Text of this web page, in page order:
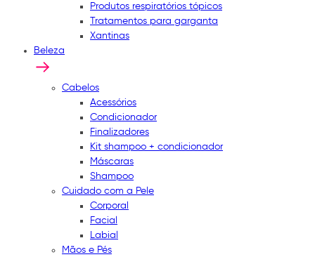
Produtos respiratórios tópicos
Tratamentos para garganta
Xantinas
Beleza
Cabelos
Acessórios
Condicionador
Finalizadores
Kit shampoo + condicionador
Máscaras
Shampoo
Cuidado com a Pele
Corporal
Facial
Labial
Mãos e Pés